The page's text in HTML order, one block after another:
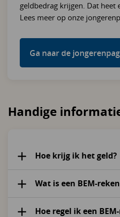
geldbedrag krijgen. Dat heet
Lees meer op onze
Ga naar de
Handige
Hoe krijg ik het geld?
Wat is een BEM-
Hoe regel ik een